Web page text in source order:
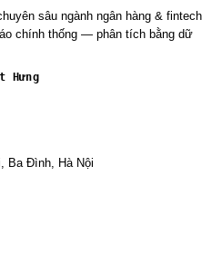
sâu ngành ngân hàng & fintech
chính thống — phân tích bằng dữ
Hưng
Ba Đình, Hà Nội